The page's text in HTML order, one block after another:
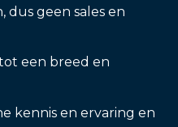
dus geen sales en
een breed en
kennis en ervaring en